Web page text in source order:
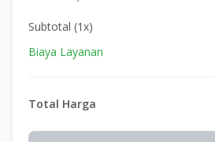
Subtotal (1x)
Biaya Layanan
Total Harga